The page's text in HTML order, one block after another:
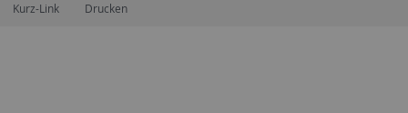
Kurz-Link Drucken